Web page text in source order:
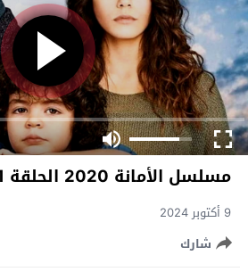
مسلسل الأمانة 2020 الحلقة 31
9 أكتوبر 2024
شارك